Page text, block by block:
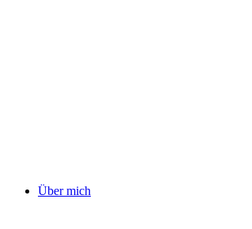
Über mich